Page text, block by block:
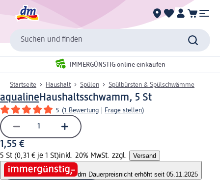
Suchen und finden
IMMERGÜNSTIG online einkaufen
Startseite Haushalt Spülen Spülbürsten & Spülschwämme
aqualine Haushaltsschwamm, 5 St
5 (1 Bewertung Frage stellen)
1,55 €
5 St (0,31 € je 1 St)inkl. 20% MwSt. zzgl. Versand
dm Dauerpreisnicht erhöht seit 05.11.2025